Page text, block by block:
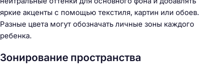
яркие акценты с помощью текстиля, картин или обоев.
Разные цвета могут обозначать личные зоны каждого
ребенка.
Зонирование пространства